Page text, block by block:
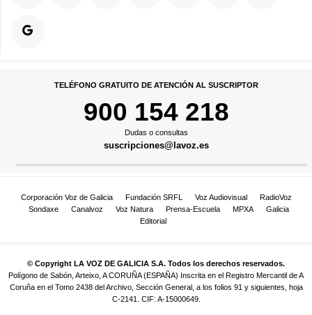
TELÉFONO GRATUITO DE ATENCIÓN AL SUSCRIPTOR
900 154 218
Dudas o consultas
suscripciones@lavoz.es
Corporación Voz de Galicia Fundación SRFL Voz Audiovisual
RadioVoz
Sondaxe
Canalvoz Voz Natura Prensa-Escuela MPXA
Galicia
Editorial
© Copyright LA VOZ DE GALICIA S.A. Todos los derechos reservados.
Polígono de Sabón, Arteixo, A CORUÑA (ESPAÑA) Inscrita en el Registro Mercantil de A
Coruña en el Tomo 2438 del Archivo, Sección General, a los folios 91 y siguientes, hoja
C-2141. CIF: A-15000649.